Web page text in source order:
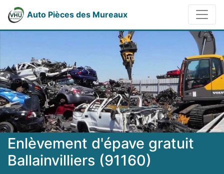
Auto Pièces des Mureaux
Enlèvement d'épave gratuit
Ballainvilliers (91160)